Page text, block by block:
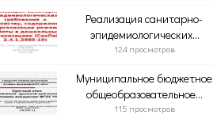
Реализация санитарно-
эпидемиологических...
124 просмотров
Муниципальное бюджетное
общеобразовательное...
115 просмотров